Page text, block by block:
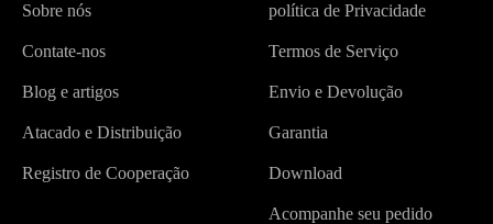
Sobre nós
Contate-nos
Blog e artigos
Atacado e Distribuição
Registro de Cooperação
política de Privacidade
Termos de Serviço
Envio e Devolução
Garantia
Download
Acompanhe seu pedido